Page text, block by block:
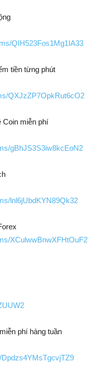
QIH523Fos1Mg1IA33
tiền từng phút
QXJzZP7OpkRut6cO2
Coin miễn phí
gBhJS3S3iw8kcEoN2
lnl6jUbdKYN89Qk32
XCulwwBnwXFHtOuF2
phí hàng tuần